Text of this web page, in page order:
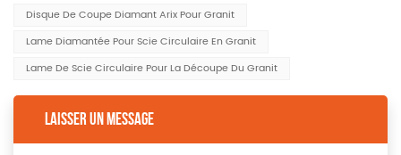
Disque De Coupe Diamant Arix Pour Granit
Lame Diamantée Pour Scie Circulaire En Granit
Lame De Scie Circulaire Pour La Découpe Du Granit
LAISSER UN MESSAGE